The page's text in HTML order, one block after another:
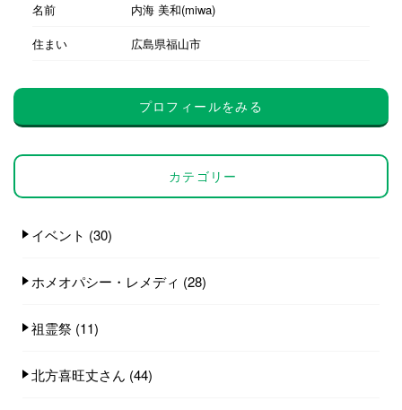
名前
内海 美和(miwa)
住まい
広島県福山市
プロフィールをみる
カテゴリー
イベント (30)
ホメオパシー・レメディ (28)
祖霊祭 (11)
北方喜旺丈さん (44)